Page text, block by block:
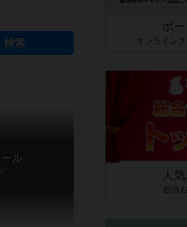
ル
ボ
オンライン
人
総合